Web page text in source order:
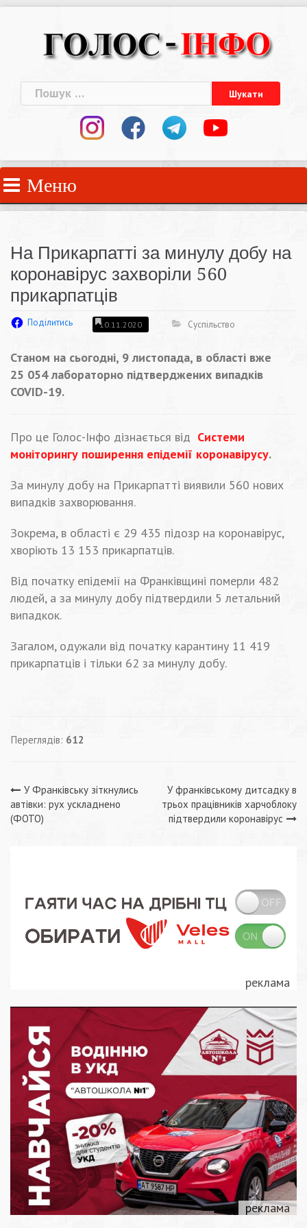
Пошук:
Меню
На Прикарпатті за минулу добу на
коронавірус захворіли 560
прикарпатців
Поділитись 10.11.2020 Суспільство
Станом на сьогодні, 9 листопада, в області вже
25 054 лабораторно підтверджених випадків
COVID-19.
Про це Голос-Інфо дізнається від Системи
моніторингу поширення епідемії коронавірусу.
За минулу добу на Прикарпатті виявили 560 нових
випадків захворювання.
Зокрема, в області є 29 435 підозр на коронавірус,
хворіють 13 153 прикарпатців.
Від початку епідемії на Франківщині померли 482
людей, а за минулу добу підтвердили 5 летальний
випадкок.
Загалом, одужали від початку карантину 11 419
прикарпатців і тільки 62 за минулу добу.
Переглядів: 612
Навігація
записів
У Франківську зіткнулись
автівки: рух ускладнено
(ФОТО)
У франківському дитсадку в
трьох працівників харчоблоку
підтвердили коронавірус